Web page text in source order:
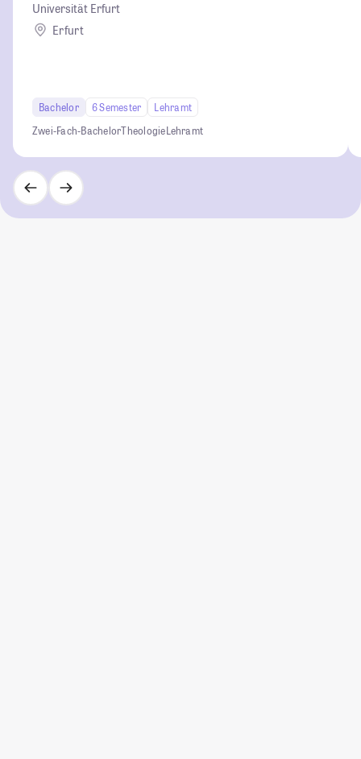
Universität Erfurt
Erfurt
Bachelor 6 Semester
Lehramt
Zwei-Fach-BachelorTheologieLehramt